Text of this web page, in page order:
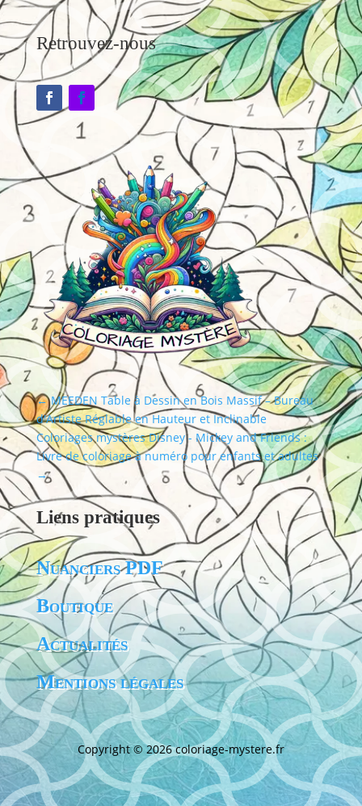
Retrouvez-nous
←MEEDEN Table à Dessin en Bois Massif – Bureau
d'Artiste Réglable en Hauteur et Inclinable
Coloriages mystères Disney - Mickey and Friends :
Livre de coloriage à numéro pour enfants et adultes
→
Liens pratiques
Nuanciers PDF
Boutique
Actualités
Mentions légales
Copyright © 2026coloriage-mystere.fr